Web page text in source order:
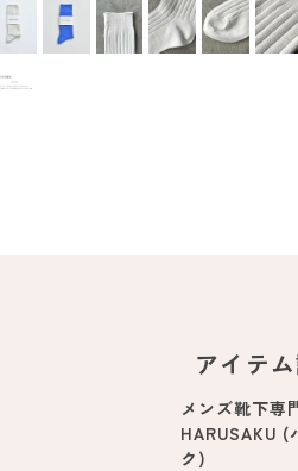
アイテ
メンズ靴下専
HARUSAKU (
ク)